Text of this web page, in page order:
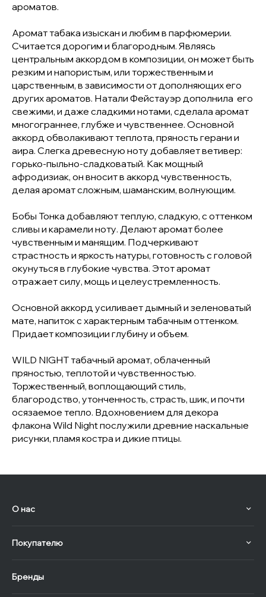
ароматов.
Аромат табака изыскан и любим в парфюмерии.
Считается дорогим и благородным. Являясь
центральным аккордом в композиции, он может быть
резким и напористым, или торжественным и
царственным, в зависимости от дополняющих его
других ароматов. Натали Фейстауэр дополнила его
свежими, и даже сладкими нотами, сделала аромат
многограннее, глубже и чувственнее. Основной
аккорд обволакивают теплота, пряность герани и
аира. Слегка древесную ноту добавляет ветивер:
горько-пыльно-сладковатый. Как мощный
афродизиак, он вносит в аккорд чувственность,
делая аромат сложным, шаманским, волнующим.
Бобы Тонка добавляют теплую, сладкую, с оттенком
сливы и карамели ноту. Делают аромат более
чувственным и манящим. Подчеркивают
страстность и яркость натуры, готовность с головой
окунуться в глубокие чувства. Этот аромат
отражает силу, мощь и целеустремленность.
Основной аккорд усиливает дымный и зеленоватый
мате, напиток с характерным табачным оттенком.
Придает композиции глубину и объем.
WILD NIGHT табачный аромат, облаченный
пряностью, теплотой и чувственностью.
Торжественный, воплощающий стиль,
благородство, утонченность, страсть, шик, и почти
осязаемое тепло. Вдохновением для декора
флакона Wild Night послужили древние наскальные
рисунки, пламя костра и дикие птицы.
О нас
Покупателю
Бренды